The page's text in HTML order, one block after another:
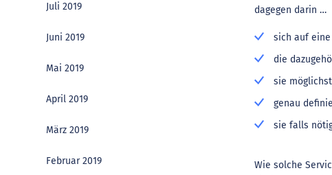
dagegen darin …
sich auf
die
sie
genau
sie falls
Wie solche
Juli 2019
Juni 2019
Mai 2019
April 2019
März 2019
Februar 2019